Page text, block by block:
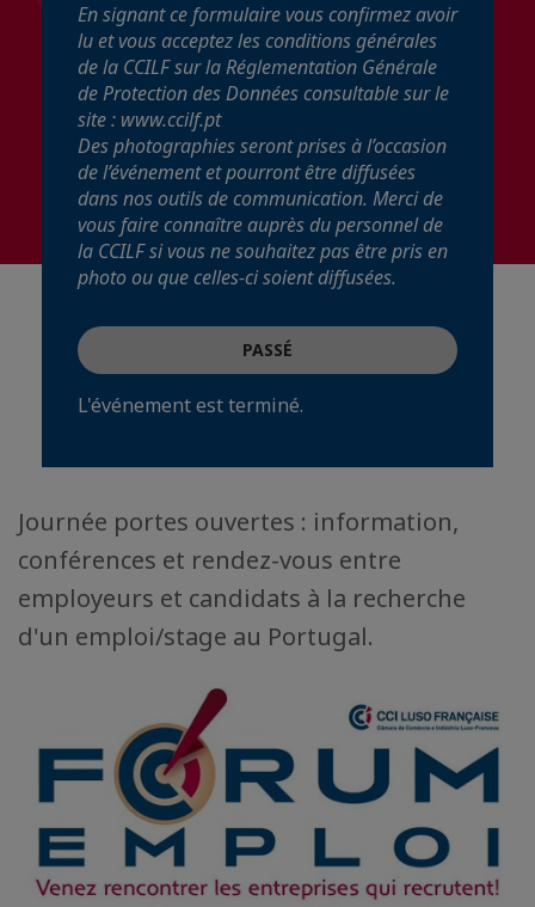
En signant ce formulaire vous confirmez avoir
lu et vous acceptez les conditions générales
de la CCILF sur la Réglementation Générale
de Protection des Données consultable sur le
site : www.ccilf.pt
Des photographies seront prises à l’occasion
de l’événement et pourront être diffusées
dans nos outils de communication. Merci de
vous faire connaître auprès du personnel de
la CCILF si vous ne souhaitez pas être pris en
photo ou que celles-ci soient diffusées.
PASSÉ
L'événement est terminé.
Journée portes ouvertes : information,
conférences et rendez-vous entre
employeurs et candidats à la recherche
d'un emploi/stage au Portugal.